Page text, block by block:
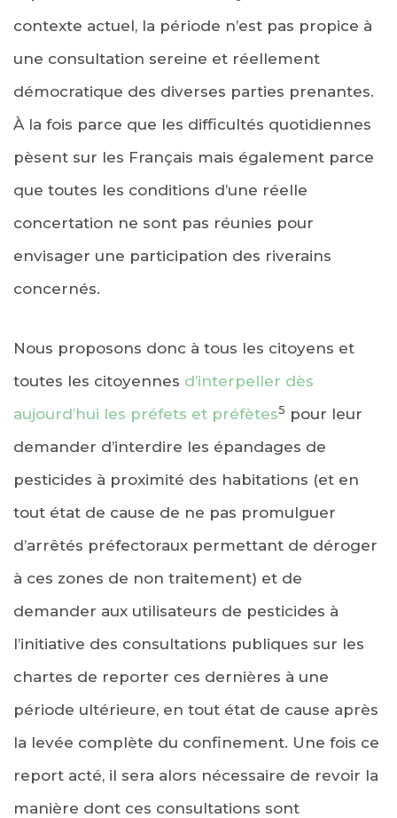
contexte actuel, la période n’est pas propice à
une consultation sereine et réellement
démocratique des diverses parties prenantes.
À la fois parce que les difficultés quotidiennes
pèsent sur les Français mais également parce
que toutes les conditions d’une réelle
concertation ne sont pas réunies pour
envisager une participation des riverains
concernés.
Nous proposons donc à tous les citoyens et
toutes les citoyennes d’interpeller dès
aujourd’hui les préfets et préfètes5 pour leur
demander d’interdire les épandages de
pesticides à proximité des habitations (et en
tout état de cause de ne pas promulguer
d’arrêtés préfectoraux permettant de déroger
à ces zones de non traitement) et de
demander aux utilisateurs de pesticides à
l’initiative des consultations publiques sur les
chartes de reporter ces dernières à une
période ultérieure, en tout état de cause après
la levée complète du confinement. Une fois ce
report acté, il sera alors nécessaire de revoir la
manière dont ces consultations sont